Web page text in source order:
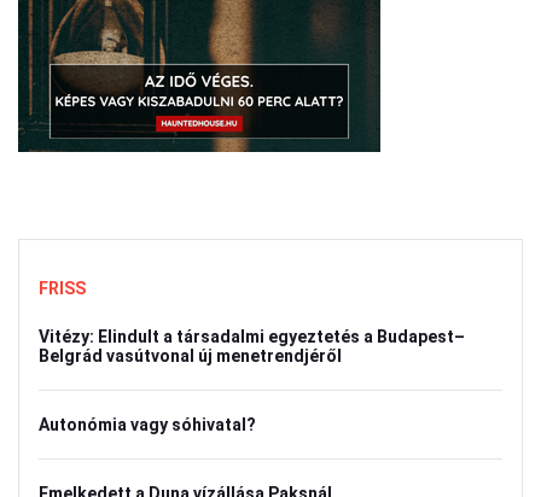
FRISS
Vitézy: Elindult a társadalmi egyeztetés a Budapest–
Belgrád vasútvonal új menetrendjéről
Autonómia vagy sóhivatal?